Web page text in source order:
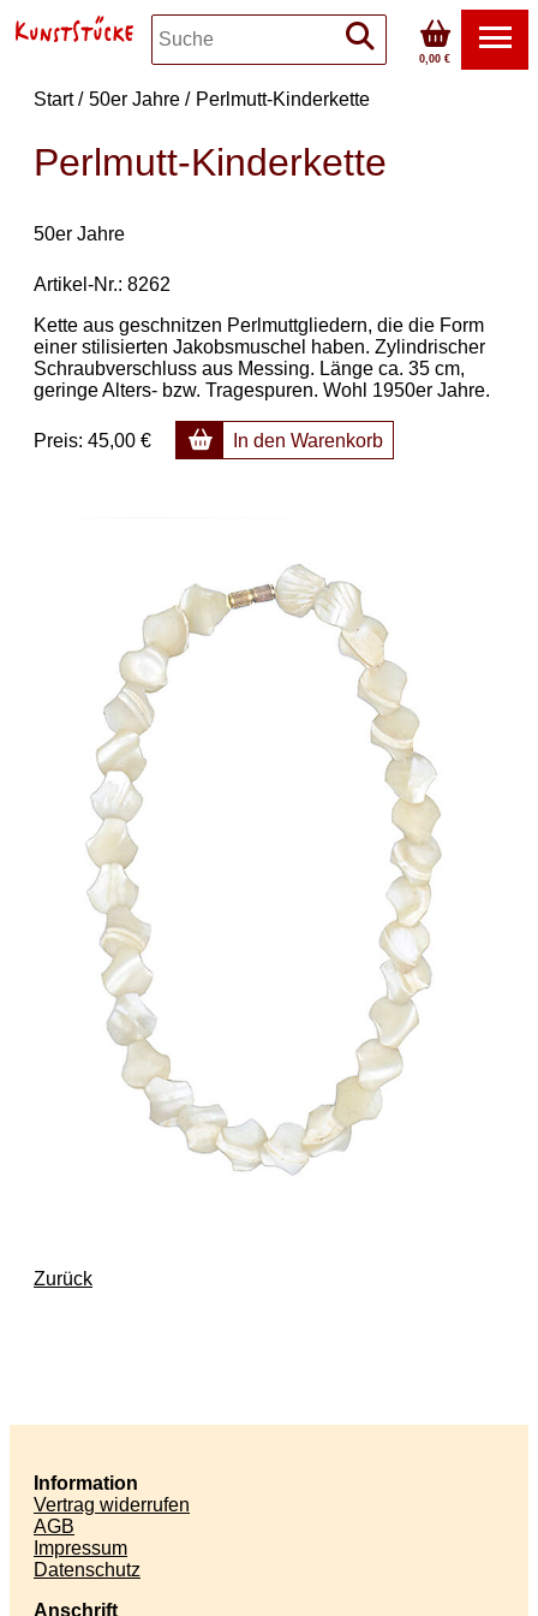
0,00 €
Start 50er Jahre Perlmutt-Kinderkette
Perlmutt-Kinderkette
50er Jahre
Artikel-Nr.: 8262
Kette aus geschnitzen Perlmuttgliedern, die die Form
einer stilisierten Jakobsmuschel haben. Zylindrischer
Schraubverschluss aus Messing. Länge ca. 35 cm,
geringe Alters- bzw. Tragespuren. Wohl 1950er Jahre.
Preis: 45,00 € In den Warenkorb
Zurück
Information
Vertrag widerrufen
AGB
Impressum
Datenschutz
Anschrift